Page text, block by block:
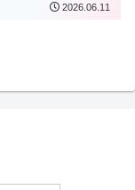
2026.06.11